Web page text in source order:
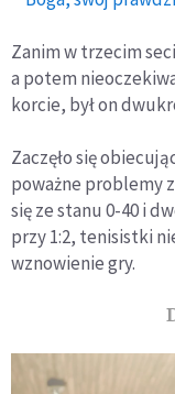
Zanim w trzecim
a potem
korcie, był on
Zaczęło się
poważne problemy
się ze stanu 0-40 i
przy 1:2, tenisistki
wznowienie gry.